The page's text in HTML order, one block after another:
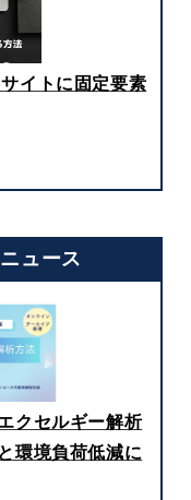
イトに固定要素
ュース
クセルギー解析
環境負荷低減に